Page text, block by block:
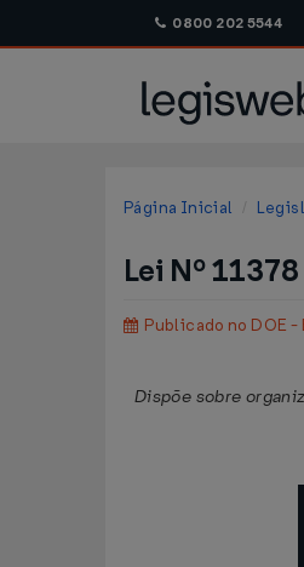
0800 202 5544
Página Inicial
Lei Nº
Publicado no DOE -
Dispõe sobre